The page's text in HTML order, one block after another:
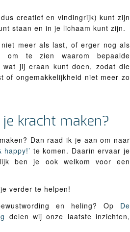
creatief en vindingrijk) kunt zijn
staan en in je lichaam kunt zijn.
meer als last, of erger nog als
te zien waarom bepaalde
wat jij eraan kunt doen, zodat die
of ongemakkelijkheid niet meer zo
kracht maken?
Dan raad ik je aan om naar
te komen. Daarin ervaar je
ben je ook welkom voor een
verder te helpen!
en heling? Op De
delen wij onze laatste inzichten,